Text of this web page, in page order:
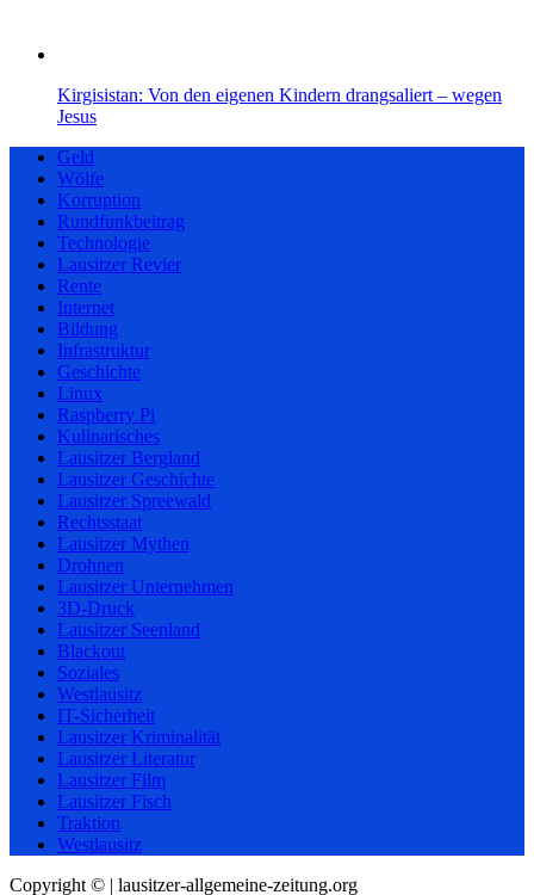
Kirgisistan: Von den eigenen Kindern drangsaliert – wegen
Jesus
Geld
Wölfe
Korruption
Rundfunkbeitrag
Technologie
Lausitzer Revier
Rente
Internet
Bildung
Infrastruktur
Geschichte
Linux
Raspberry Pi
Kulinarisches
Lausitzer Bergland
Lausitzer Geschichte
Lausitzer Spreewald
Rechtsstaat
Lausitzer Mythen
Drohnen
Lausitzer Unternehmen
3D-Druck
Lausitzer Seenland
Blackout
Soziales
Westlausitz
IT-Sicherheit
Lausitzer Kriminalität
Lausitzer Literatur
Lausitzer Film
Lausitzer Fisch
Traktion
Westlausitz
Copyright © | lausitzer-allgemeine-zeitung.org